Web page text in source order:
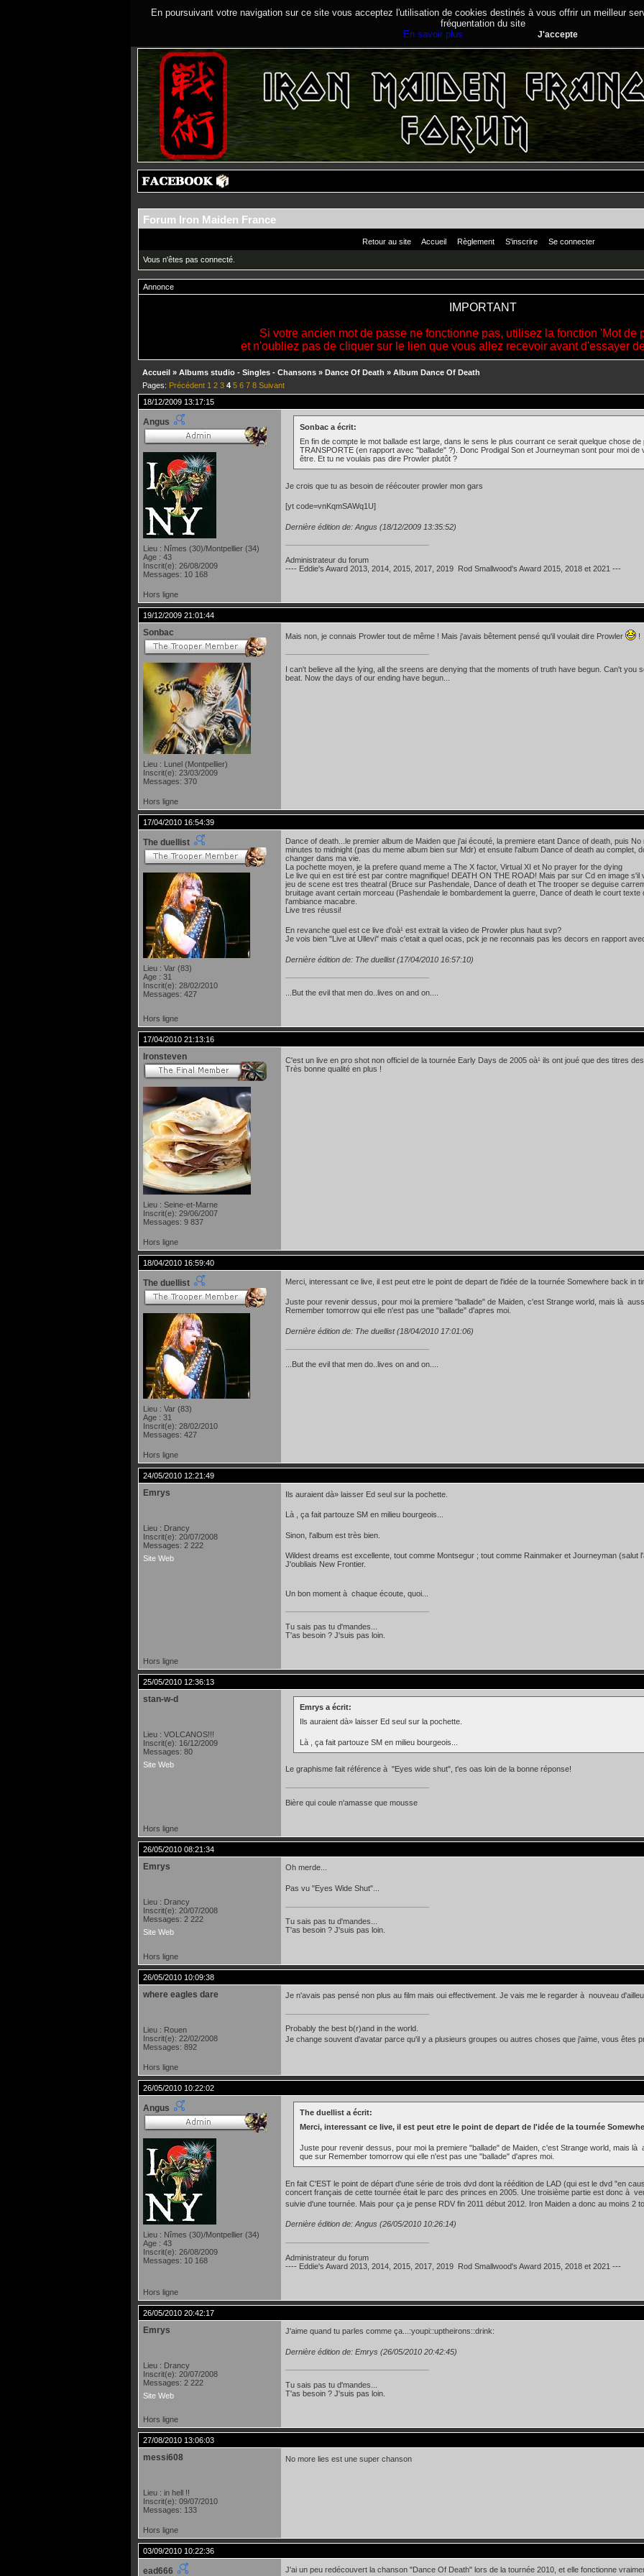
En poursuivant votre navigation sur ce site vous acceptez l'utilisation de cookies destinés à vous offrir un meilleur
fréquentation du site
En savoir plus
J'accepte
Forum Iron Maiden France
Retour au site Accueil Règlement S'inscrire Se connecter
Vous n'êtes pas connecté.
Annonce
IMPORTANT
Si votre ancien mot de passe ne fonctionne pas, utilisez la fonction 'Mot de
et n'oubliez pas de cliquer sur le lien que vous allez recevoir avant d'essayer
Accueil » Albums studio - Singles - Chansons » Dance Of Death » Album Dance Of Death
Pages: Précédent 1 2 3 4 5 6 7 8 Suivant
18/12/2009 13:17:15
Angus
Lieu : Nîmes (30)/Montpellier (34)
Age : 43
Inscrit(e): 26/08/2009
Messages: 10 168
Sonbac a écrit:
En fin de compte le mot ballade est large, dans le sens le plus courrant ce serait quelque chose
TRANSPORTE (en rapport avec "ballade" ?). Donc Prodigal Son et Journeyman sont pour moi de
être. Et tu ne voulais pas dire Prowler plutôt ?
Je crois que tu as besoin de réécouter prowler mon gars
[yt code=vnKqmSAWq1U]
Dernière édition de: Angus (18/12/2009 13:35:52)
Administrateur du forum
---- Eddie's Award 2013, 2014, 2015, 2017, 2019 Rod Smallwood's Award 2015, 2018 et 2021 ---
Hors ligne
19/12/2009 21:01:44
Sonbac
Lieu : Lunel (Montpellier)
Inscrit(e): 23/03/2009
Messages: 370
Mais non, je connais Prowler tout de même ! Mais j'avais bêtement pensé qu'il voulait dire Prowler !
I can't believe all the lying, all the sreens are denying that the moments of truth have begun. Can't you
beat. Now the days of our ending have begun...
Hors ligne
17/04/2010 16:54:39
The duellist
Lieu : Var (83)
Age : 31
Inscrit(e): 28/02/2010
Messages: 427
Dance of death...le premier album de Maiden que j'ai écouté, la premiere etant Dance of death, puis
minutes to midnight (pas du meme album bien sur Mdr) et ensuite l'album Dance of death au complet,
changer dans ma vie.
La pochette moyen, je la prefere quand meme a The X factor, Virtual XI et No prayer for the dying
Le live qui en est tiré est par contre magnifique! DEATH ON THE ROAD! Mais par sur Cd en image
jeu de scene est tres theatral (Bruce sur Pashendale, Dance of death et The trooper se deguise
bruitage avant certain morceau (Pashendale le bombardement la guerre, Dance of death le court
l'ambiance macabre.
Live tres réussi!
En revanche quel est ce live d'oà¹ est extrait la video de Prowler plus haut svp?
Je vois bien "Live at Ullevi" mais c'etait a quel ocas, pck je ne reconnais pas les decors en rapport
Dernière édition de: The duellist (17/04/2010 16:57:10)
...But the evil that men do..lives on and on....
Hors ligne
17/04/2010 21:13:16
Ironsteven
Lieu : Seine-et-Marne
Inscrit(e): 29/06/2007
Messages: 9 837
C'est un live en pro shot non officiel de la tournée Early Days de 2005 oà¹ ils ont joué que des titres
Très bonne qualité en plus !
Hors ligne
18/04/2010 16:59:40
The duellist
Lieu : Var (83)
Age : 31
Inscrit(e): 28/02/2010
Messages: 427
Merci, interessant ce live, il est peut etre le point de depart de l'idée de la tournée Somewhere back in
Juste pour revenir dessus, pour moi la premiere "ballade" de Maiden, c'est Strange world, mais là
Remember tomorrow qui elle n'est pas une "ballade" d'apres moi.
Dernière édition de: The duellist (18/04/2010 17:01:06)
...But the evil that men do..lives on and on....
Hors ligne
24/05/2010 12:21:49
Emrys
Lieu : Drancy
Inscrit(e): 20/07/2008
Messages: 2 222
Site Web
Ils auraient dà» laisser Ed seul sur la pochette.
Là , ça fait partouze SM en milieu bourgeois...
Sinon, l'album est très bien.
Wildest dreams est excellente, tout comme Montsegur ; tout comme Rainmaker et Journeyman (salut
J'oubliais New Frontier.
Un bon moment à chaque écoute, quoi...
Tu sais pas tu d'mandes...
T'as besoin ? J'suis pas loin.
Hors ligne
25/05/2010 12:36:13
stan-w-d
Lieu : VOLCANOS!!!
Inscrit(e): 16/12/2009
Messages: 80
Site Web
Emrys a écrit:
Ils auraient dà» laisser Ed seul sur la pochette.
Là , ça fait partouze SM en milieu bourgeois...
Le graphisme fait référence à "Eyes wide shut", t'es oas loin de la bonne réponse!
Bière qui coule n'amasse que mousse
Hors ligne
26/05/2010 08:21:34
Emrys
Lieu : Drancy
Inscrit(e): 20/07/2008
Messages: 2 222
Site Web
Oh merde...
Pas vu "Eyes Wide Shut"...
Tu sais pas tu d'mandes...
T'as besoin ? J'suis pas loin.
Hors ligne
26/05/2010 10:09:38
where eagles dare
Lieu : Rouen
Inscrit(e): 22/02/2008
Messages: 892
Je n'avais pas pensé non plus au film mais oui effectivement. Je vais me le regarder à nouveau
Probably the best b(r)and in the world.
Je change souvent d'avatar parce qu'il y a plusieurs groupes ou autres choses que j'aime, vous êtes
Hors ligne
26/05/2010 10:22:02
Angus
Lieu : Nîmes (30)/Montpellier (34)
Age : 43
Inscrit(e): 26/08/2009
Messages: 10 168
The duellist a écrit:
Merci, interessant ce live, il est peut etre le point de depart de l'idée de la tournée
Juste pour revenir dessus, pour moi la premiere "ballade" de Maiden, c'est Strange world, mais
que sur Remember tomorrow qui elle n'est pas une "ballade" d'apres moi.
En fait C'EST le point de départ d'une série de trois dvd dont la réédition de LAD (qui est le dvd "en
concert français de cette tournée était le parc des princes en 2005. Une troisième partie est donc à
suivie d'une tournée. Mais pour ça je pense RDV fin 2011 début 2012. Iron Maiden a donc au moins 2
Dernière édition de: Angus (26/05/2010 10:26:14)
Administrateur du forum
---- Eddie's Award 2013, 2014, 2015, 2017, 2019 Rod Smallwood's Award 2015, 2018 et 2021 ---
Hors ligne
26/05/2010 20:42:17
Emrys
Lieu : Drancy
Inscrit(e): 20/07/2008
Messages: 2 222
Site Web
J'aime quand tu parles comme ça...:youpi::uptheirons::drink:
Dernière édition de: Emrys (26/05/2010 20:42:45)
Tu sais pas tu d'mandes...
T'as besoin ? J'suis pas loin.
Hors ligne
27/08/2010 13:06:03
messi608
Lieu : in hell !!
Inscrit(e): 09/07/2010
Messages: 133
No more lies est une super chanson
Hors ligne
03/09/2010 10:22:36
ead666 J'ai un peu redécouvert la chanson "Dance Of Death" lors de la tournée 2010, et elle fonctionne